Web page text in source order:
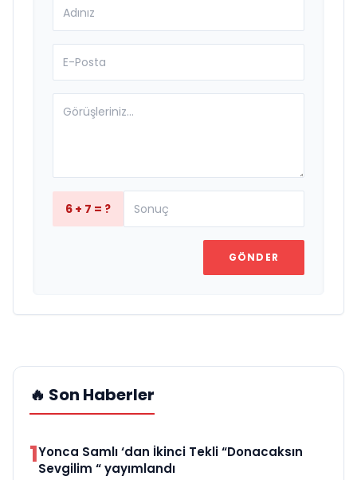
6 + 7 = ?
GÖNDER
🔥 Son Haberler
1Yonca Samlı ‘dan İkinci Tekli “Donacaksın
Sevgilim “ yayımlandı